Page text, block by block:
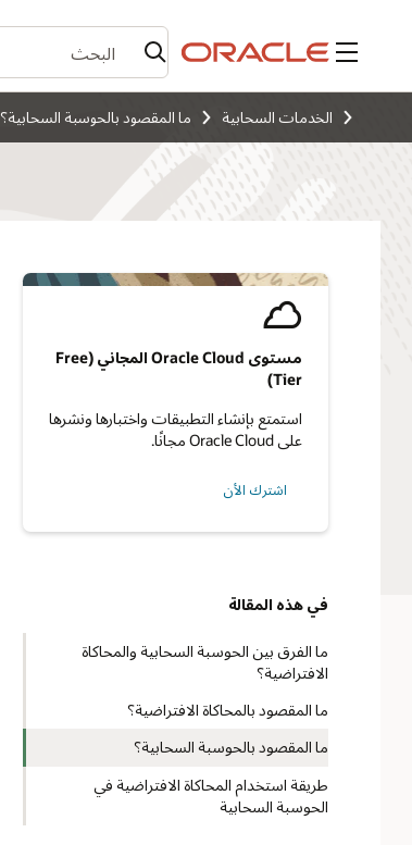
القائمة
الخدمات السحابية ما المقصود بالحوسبة السحابية؟
مستوى Oracle Cloud المجاني (Free
Tier)
استمتع بإنشاء التطبيقات واختبارها ونشرها
على Oracle Cloud مجانًا.
اشترك الأن
في هذه المقالة
ما الفرق بين الحوسبة السحابية والمحاكاة
الافتراضية؟
ما المقصود بالمحاكاة الافتراضية؟
ما المقصود بالحوسبة السحابية؟
طريقة استخدام المحاكاة الافتراضية في
الحوسبة السحابية